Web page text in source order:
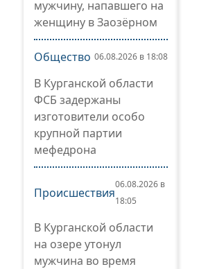
мужчину, напавшего на
женщину в Заозёрном
Общество 06.08.2026 в 18:08
В Курганской области
ФСБ задержаны
изготовители особо
крупной партии
мефедрона
Происшествия
06.08.2026 в
18:05
В Курганской области
на озере утонул
мужчина во время